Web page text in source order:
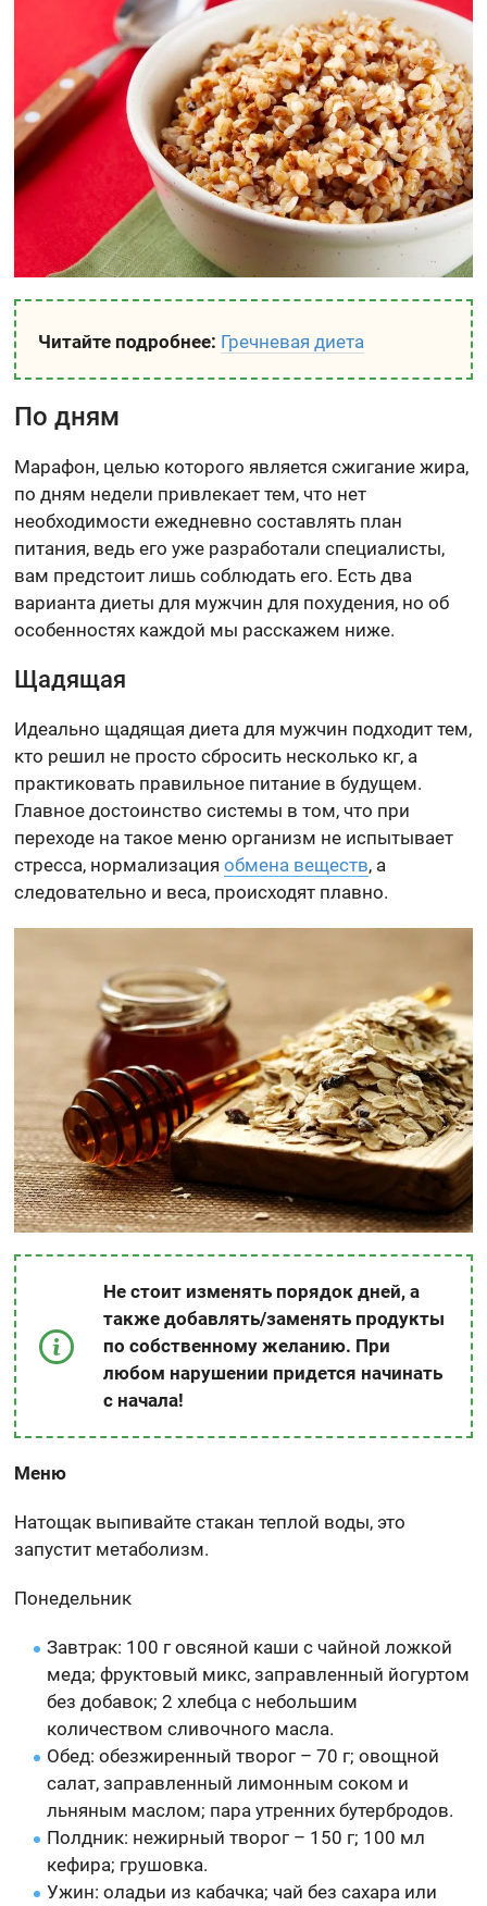
Читайте подробнее: Гречневая диета
По дням
Марафон, целью которого является сжигание жира,
по дням недели привлекает тем, что нет
необходимости ежедневно составлять план
питания, ведь его уже разработали специалисты,
вам предстоит лишь соблюдать его. Есть два
варианта диеты для мужчин для похудения, но об
особенностях каждой мы расскажем ниже.
Щадящая
Идеально щадящая диета для мужчин подходит тем,
кто решил не просто сбросить несколько кг, а
практиковать правильное питание в будущем.
Главное достоинство системы в том, что при
переходе на такое меню организм не испытывает
стресса, нормализацияобмена веществ, а
следовательно и веса, происходят плавно.
Не стоит изменять порядок дней, а
также добавлять/заменять продукты
по собственному желанию. При
любом нарушении придется начинать
с начала!
Меню
Натощак выпивайте стакан теплой воды, это
запустит метаболизм.
Понедельник
Завтрак: 100 г овсяной каши с чайной ложкой
меда; фруктовый микс, заправленный йогуртом
без добавок; 2 хлебца с небольшим
количеством сливочного масла.
Обед: обезжиренный творог – 70 г; овощной
салат, заправленный лимонным соком и
льняным маслом; пара утренних бутербродов.
Полдник: нежирный творог – 150 г; 100 мл
кефира; грушовка.
Ужин: оладьи из кабачка; чай без сахара или